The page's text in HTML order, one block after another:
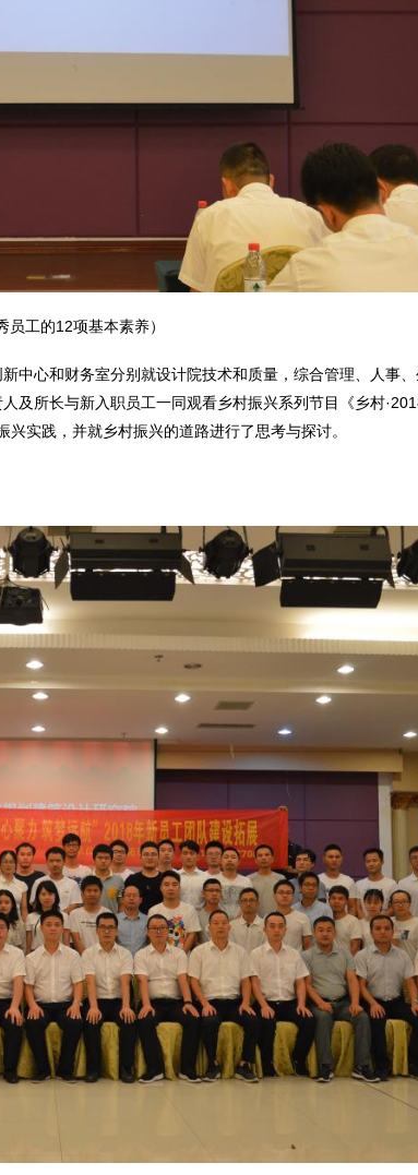
员工的12项基本素养）
中心和财务室分别就设计院技术和质量，综合管理、人事
及所长与新入职员工一同观看乡村振兴系列节目《乡村
实践，并就乡村振兴的道路进行了思考与探讨。